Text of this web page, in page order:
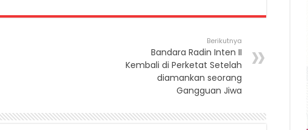
Berikutnya
Bandara Radin Inten II
Kembali di Perketat Setelah
diamankan seorang
Gangguan Jiwa